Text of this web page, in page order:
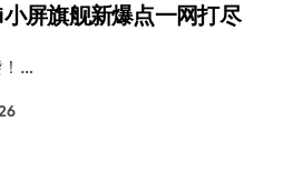
屏旗舰新爆点一网打尽
！…